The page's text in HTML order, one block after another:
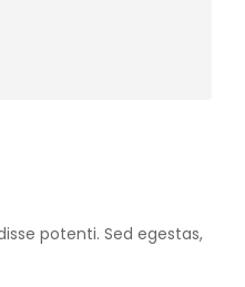
potenti. Sed egestas,